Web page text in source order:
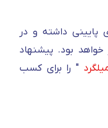
پایینی داشته و در
بود. پیشنهاد
" را برای کسب